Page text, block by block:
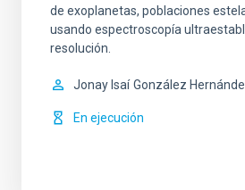
de exoplanetas, poblaciones
usando espectroscopía
resolución.
Jonay Isaí González
En ejecución